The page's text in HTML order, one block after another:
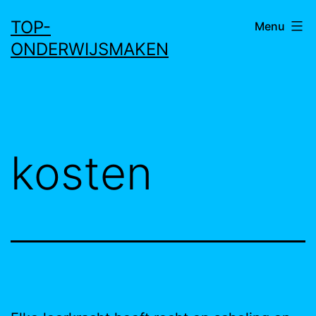
naar
de
TOP-
ONDERWIJSMAKEN
Menu
kosten